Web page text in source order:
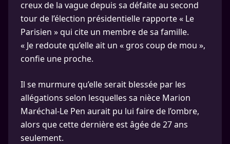
creux de la vague depuis sa défaite au second
tour de l’élection présidentielle rapporte « Le
Parisien » qui cite un membre de sa famille.
« Je redoute qu’elle ait un « gros coup de mou »,
confie une proche.
Il se murmure qu’elle serait blessée par les
allégations selon lesquelles sa nièce Marion
Maréchal-Le Pen aurait pu lui faire de l’ombre,
alors que cette dernière est âgée de 27 ans
seulement.